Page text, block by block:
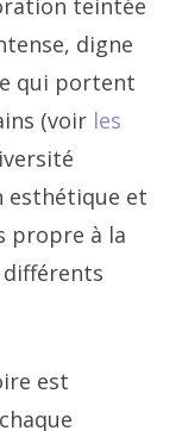
teintée
digne
qui portent
(voir les
esthétique et
propre à la
est